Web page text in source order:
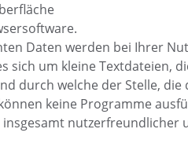
Daten werden bei Ihrer
sich um kleine Textdateien,
durch welche der Stelle,
keine Programme
nutzerfreundlicher